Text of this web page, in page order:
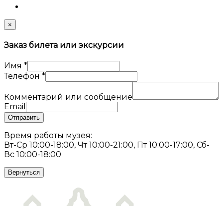
×
Заказ билета или экскурсии
Имя *
Телефон *
Комментарий или сообщение
Email
Отправить
Время работы музея:
Вт-Ср 10:00-18:00, Чт 10:00-21:00, Пт 10:00-17:00, Сб-
Вс 10:00-18:00
Вернуться